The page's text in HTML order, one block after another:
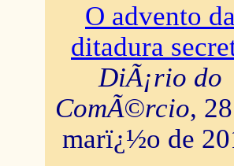
O advento da
ditadura
DiÃ¡rio do
ComÃ©rcio,
marï¿½o de